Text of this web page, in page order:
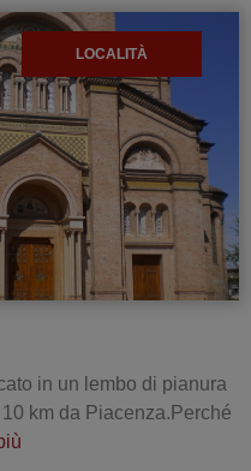
LOCALITÀ
in un lembo di pianura
km da Piacenza.Perché